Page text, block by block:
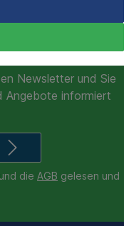
Newsletter und Sie
Angebote informiert
die AGB gelesen und